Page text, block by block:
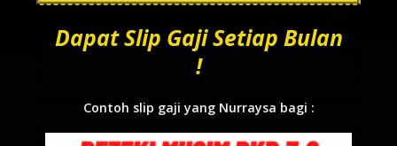
Dapat Slip Gaji Setiap Bulan
!
Contoh slip gaji yang Nurraysa bagi :